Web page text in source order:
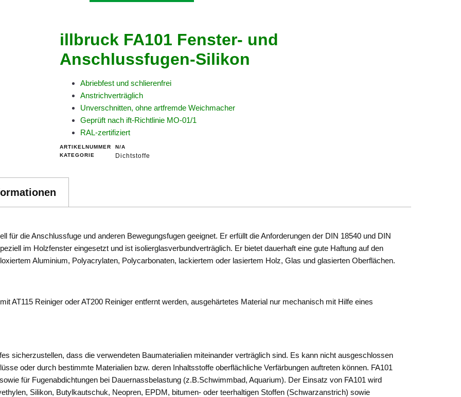
illbruck FA101 Fenster- und
Anschlussfugen-Silikon
Abriebfest und schlierenfrei
Anstrichverträglich
Unverschnitten, ohne artfremde Weichmacher
Geprüft nach ift-Richtlinie MO-01/1
RAL-zertifiziert
ARTIKELNUMMER
N/A
KATEGORIE
Dichtstoffe
für die Anschlussfuge und anderen Bewegungsfugen geeignet. Er erfüllt die Anforderungen der DIN 18540 und DIN
im Holzfenster eingesetzt und ist isolierglasverbundverträglich. Er bietet dauerhaft eine gute Haftung auf den
Aluminium, Polyacrylaten, Polycarbonaten, lackiertem oder lasiertem Holz, Glas und glasierten Oberflächen.
AT115 Reiniger oder AT200 Reiniger entfernt werden, ausgehärtetes Material nur mechanisch mit Hilfe eines
sicherzustellen, dass die verwendeten Baumaterialien miteinander verträglich sind. Es kann nicht ausgeschlossen
oder durch bestimmte Materialien bzw. deren Inhaltsstoffe oberflächliche Verfärbungen auftreten können. FA101
für Fugenabdichtungen bei Dauernassbelastung (z.B.Schwimmbad, Aquarium). Der Einsatz von FA101 wird
Silikon, Butylkautschuk, Neopren, EPDM, bitumen- oder teerhaltigen Stoffen (Schwarzanstrich) sowie